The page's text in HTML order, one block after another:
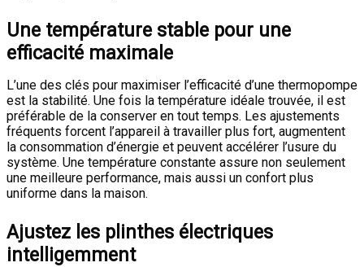
Une température stable pour une
efficacité maximale
L’une des clés pour maximiser l’efficacité d’une thermopompe
est la stabilité. Une fois la température idéale trouvée, il est
préférable de la conserver en tout temps. Les ajustements
fréquents forcent l’appareil à travailler plus fort, augmentent
la consommation d’énergie et peuvent accélérer l’usure du
système. Une température constante assure non seulement
une meilleure performance, mais aussi un confort plus
uniforme dans la maison.
Ajustez les plinthes électriques
intelligemment